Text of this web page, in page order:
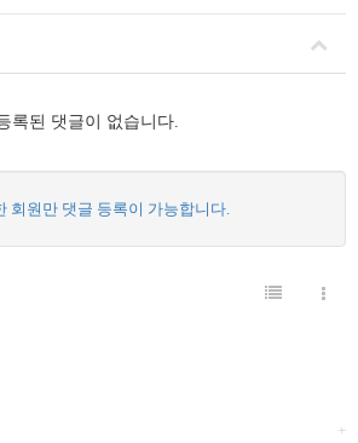
록된 댓글이 없습니다.
회원만 댓글 등록이 가능합니다.
+